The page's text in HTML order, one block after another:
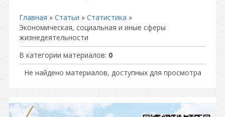
Главная » Статьи » Статистика »
Экономическая, социальная и иные сферы
жизнедеятельности
В категории материалов: 0
Не найдено материалов, доступных для просмотра